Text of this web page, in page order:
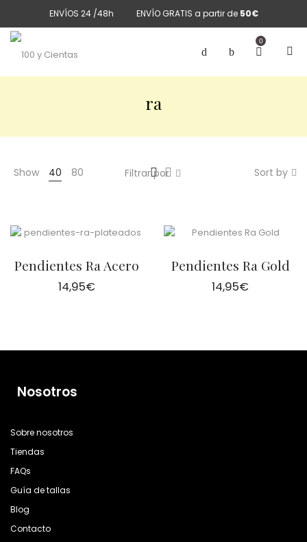
ENVÍOS 24 /48h ENVÍO GRATIS a partir de 50€
0
ra
Show 40 80 Sort by
Filtrar por
Pendientes Ra Acero
14,95€
Pendientes Ra Gold
14,95€
Nosotros
Sobre nosotros
Tiendas
FAQs
Guía de tallas
Blog
Contacto